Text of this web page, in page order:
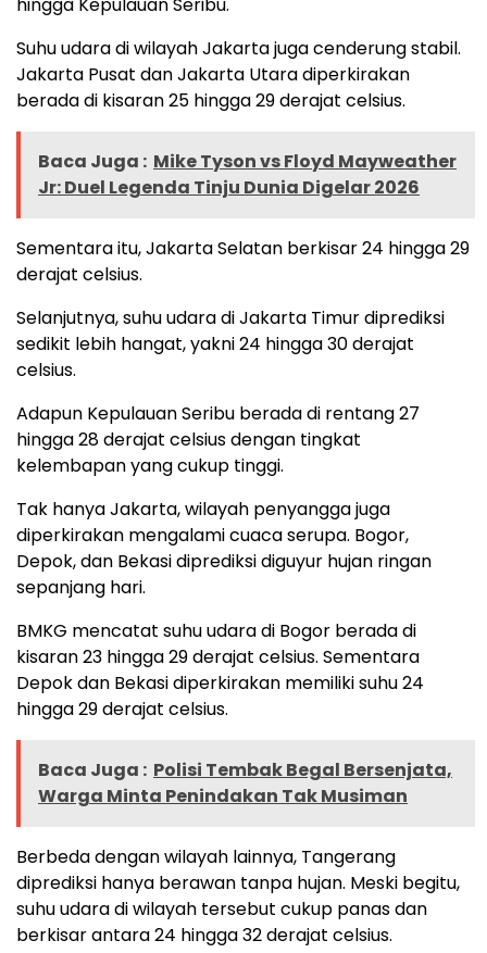
Suhu udara di wilayah Jakarta juga cenderung stabil.
Jakarta Pusat dan Jakarta Utara diperkirakan
berada di kisaran 25 hingga 29 derajat celsius.
Baca Juga : Mike Tyson vs Floyd Mayweather
Jr: Duel Legenda Tinju Dunia Digelar 2026
Sementara itu, Jakarta Selatan berkisar 24 hingga 29
derajat celsius.
Selanjutnya, suhu udara di Jakarta Timur diprediksi
sedikit lebih hangat, yakni 24 hingga 30 derajat
celsius.
Adapun Kepulauan Seribu berada di rentang 27
hingga 28 derajat celsius dengan tingkat
kelembapan yang cukup tinggi.
Tak hanya Jakarta, wilayah penyangga juga
diperkirakan mengalami cuaca serupa. Bogor,
Depok, dan Bekasi diprediksi diguyur hujan ringan
sepanjang hari.
BMKG mencatat suhu udara di Bogor berada di
kisaran 23 hingga 29 derajat celsius. Sementara
Depok dan Bekasi diperkirakan memiliki suhu 24
hingga 29 derajat celsius.
Baca Juga : Polisi Tembak Begal Bersenjata,
Warga Minta Penindakan Tak Musiman
Berbeda dengan wilayah lainnya, Tangerang
diprediksi hanya berawan tanpa hujan. Meski begitu,
suhu udara di wilayah tersebut cukup panas dan
berkisar antara 24 hingga 32 derajat celsius.